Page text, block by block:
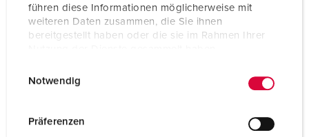
führen diese Informationen möglicherweise mit
weiteren Daten zusammen, die Sie ihnen
bereitgestellt haben oder die sie im Rahmen Ihrer
Notwendig
Präferenzen
Hebt u een uitgebreide opleiding over ons contactmateriaal
nodig of wilt u op locatie via een werkbezoek inzicht in